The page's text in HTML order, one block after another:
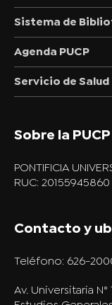
Sistema de
Agenda PUCP
Servicio de Salud
Sobre la PUCP
PONTIFICIA
RUC: 20155945860
Contacto y
Teléfono: 626-
Av. Universitaria